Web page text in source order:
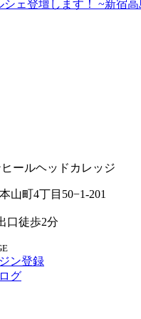
シェ登壇します！ ~新宿
山町4丁目50−1-201
口徒歩2分
ン登録